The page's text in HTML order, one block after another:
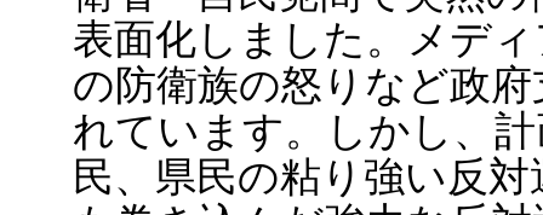
表面化しました。メデ
の防衛族の怒りなど政
れています。しかし、
民、県民の粘り強い反